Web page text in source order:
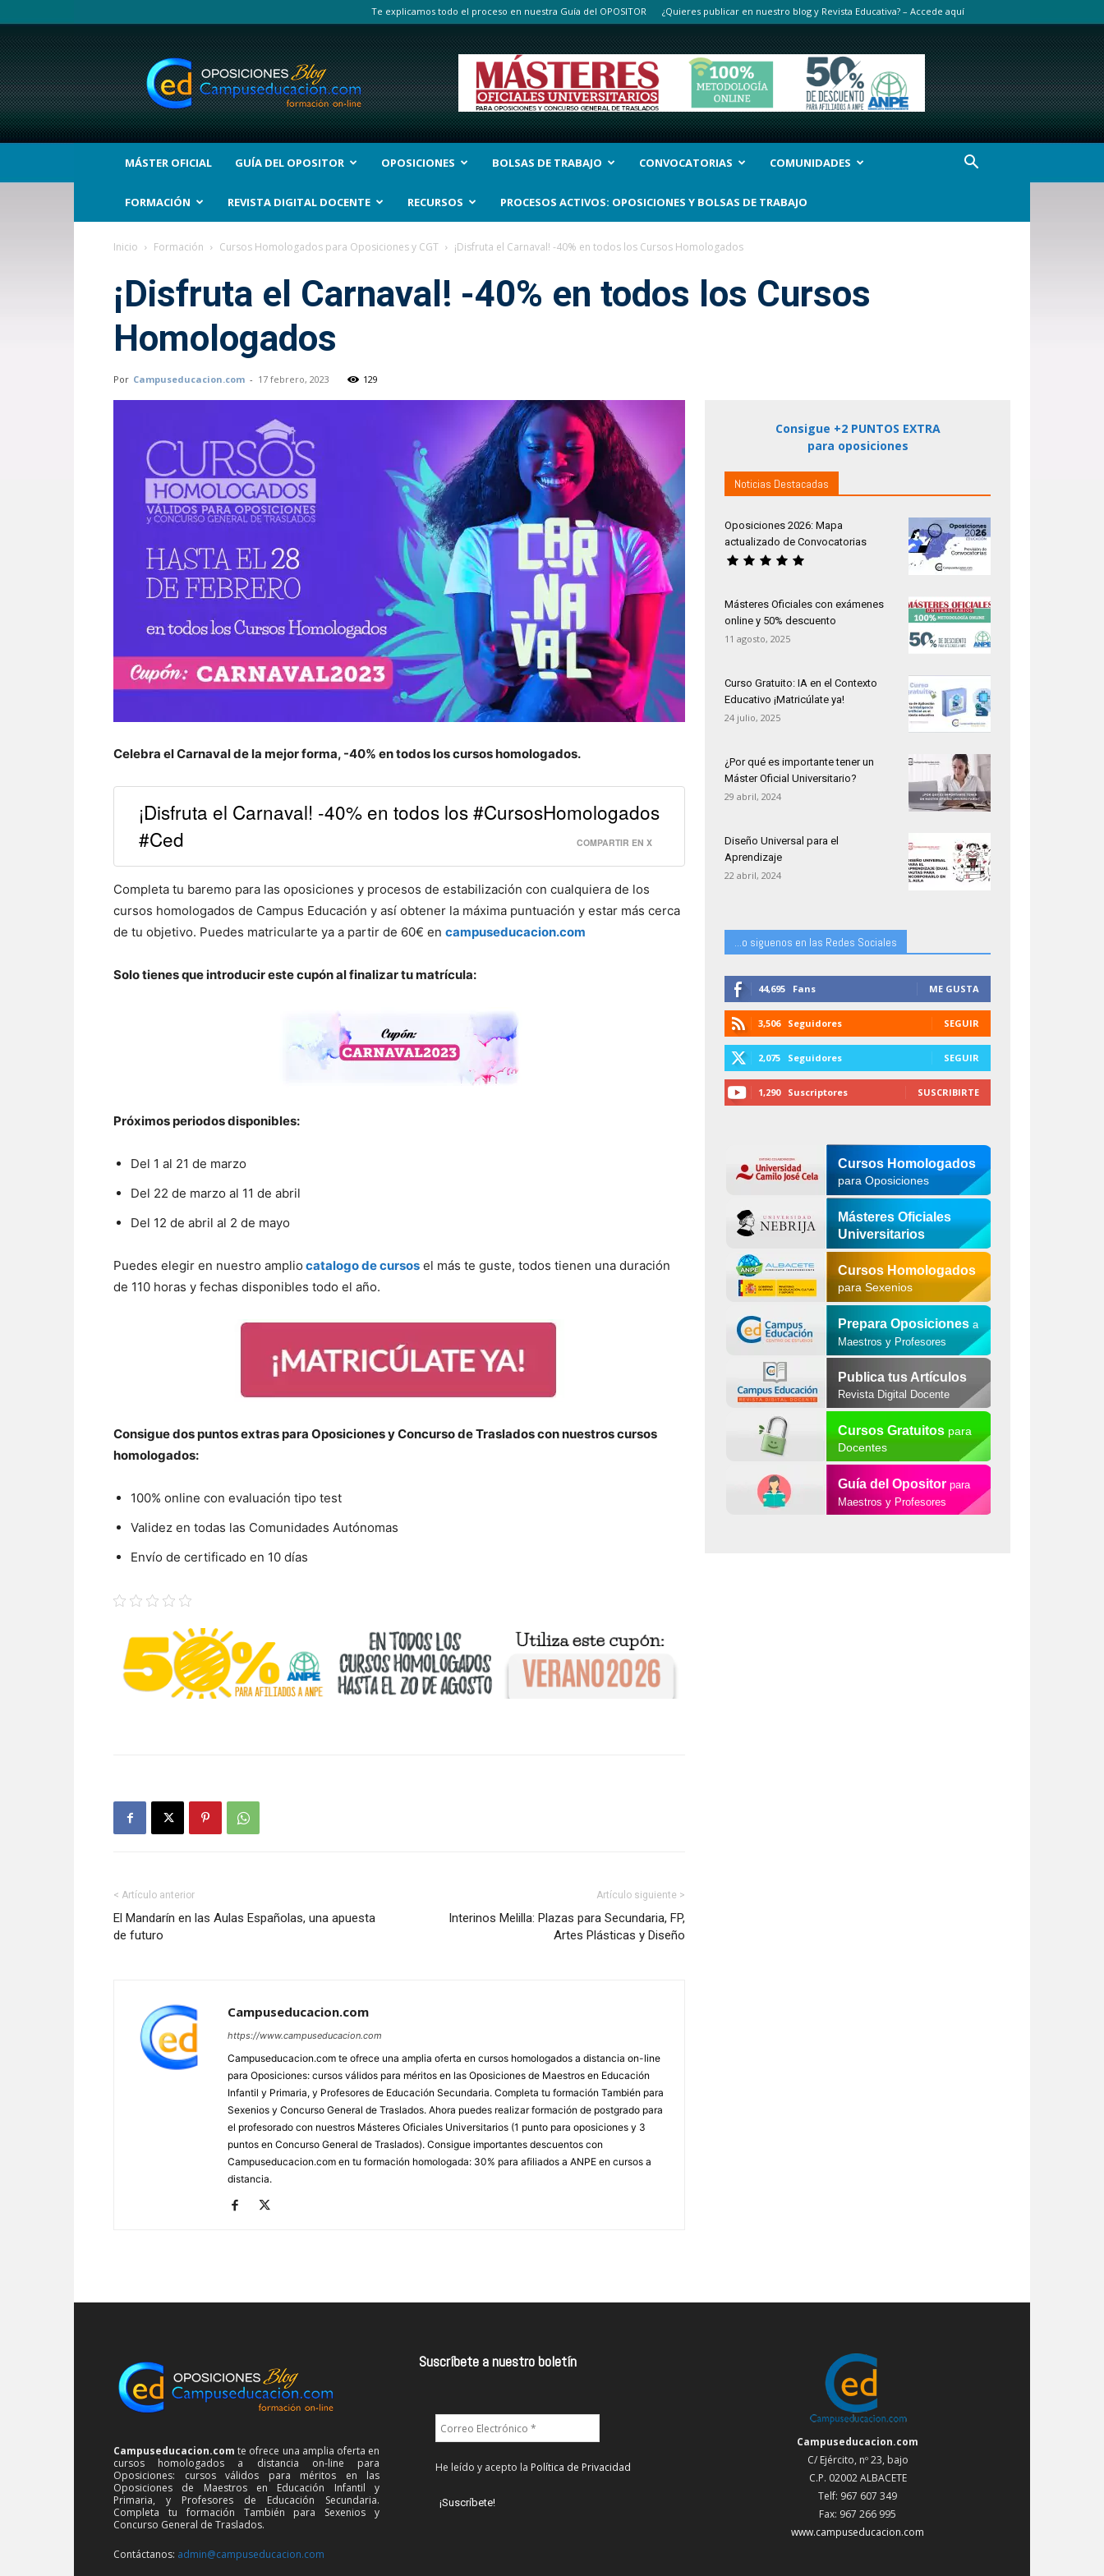
Te explicamos todo el proceso en nuestra Guía del OPOSITOR ¿Quieres publicar en nuestro blog y Revista Educativa? – Accede aquí
BLOG
Noticias
Oposiciones
y
bolsas
Trabajo
Interinos.
MÁSTER OFICIAL GUÍA DEL OPOSITOR OPOSICIONES BOLSAS DE TRABAJO CONVOCATORIAS COMUNIDADES
FORMACIÓN REVISTA DIGITAL DOCENTE RECURSOS PROCESOS ACTIVOS: OPOSICIONES Y BOLSAS DE TRABAJO
Inicio Formación Cursos Homologados para Oposiciones y CGT ¡Disfruta el Carnaval! -40% en todos los Cursos Homologados
¡Disfruta el Carnaval! -40% en todos los Cursos
Homologados
Por Campuseducacion.com - 17 febrero, 2023 129
Celebra el Carnaval de la mejor forma, -40% en todos los cursos homologados.
¡Disfruta el Carnaval! -40% en todos los #CursosHomologados
#Ced
COMPARTIR EN X
Completa tu baremo para las oposiciones y procesos de estabilización con cualquiera de los
cursos homologados de Campus Educación y así obtener la máxima puntuación y estar más cerca
de tu objetivo. Puedes matricularte ya a partir de 60€ en campuseducacion.com
Solo tienes que introducir este cupón al finalizar tu matrícula:
Próximos periodos disponibles:
Del 1 al 21 de marzo
Del 22 de marzo al 11 de abril
Del 12 de abril al 2 de mayo
Puedes elegir en nuestro amplio catalogo de cursos el más te guste, todos tienen una duración
de 110 horas y fechas disponibles todo el año.
Consigue dos puntos extras para Oposiciones y Concurso de Traslados con nuestroscursos
homologados:
100% online con evaluación tipo test
Validez en todas las Comunidades Autónomas
Envío de certificado en 10 días
< Artículo anterior
El Mandarín en las Aulas Españolas, una apuesta
de futuro
Artículo siguiente >
Interinos Melilla: Plazas para Secundaria, FP,
Artes Plásticas y Diseño
Campuseducacion.com
https://www.campuseducacion.com
Campuseducacion.com te ofrece una amplia oferta en cursos homologados a distancia on-line
para Oposiciones: cursos válidos para méritos en las Oposiciones de Maestros en Educación
Infantil y Primaria, y Profesores de Educación Secundaria. Completa tu formación También para
Sexenios y Concurso General de Traslados. Ahora puedes realizar formación de postgrado para
el profesorado con nuestros Másteres Oficiales Universitarios (1 punto para oposiciones y 3
puntos en Concurso General de Traslados). Consigue importantes descuentos con
Campuseducacion.com en tu formación homologada: 30% para afiliados a ANPE en cursos a
distancia.
Consigue +2 PUNTOS EXTRA
para oposiciones
Noticias Destacadas
Oposiciones 2026: Mapa
actualizado de Convocatorias
Másteres Oficiales con exámenes
online y 50% descuento
11 agosto, 2025
Curso Gratuito: IA en el Contexto
Educativo ¡Matricúlate ya!
24 julio, 2025
¿Por qué es importante tener un
Máster Oficial Universitario?
29 abril, 2024
Diseño Universal para el
Aprendizaje
22 abril, 2024
...o siguenos en las Redes Sociales
44,695 Fans ME GUSTA
3,506 Seguidores SEGUIR
2,075 Seguidores SEGUIR
1,290 Suscriptores SUSCRIBIRTE
Cursos Homologados
para Oposiciones
Másteres Oficiales
Universitarios
Cursos Homologados
para Sexenios
Prepara Oposiciones a
Maestros y Profesores
Publica tus Artículos
Revista Digital Docente
Cursos Gratuitospara
Docentes
Guía del Opositor para
Maestros y Profesores
Campuseducacion.com te ofrece una amplia oferta en
cursos homologados a distancia on-line para
Oposiciones: cursos válidos para méritos en las
Oposiciones de Maestros en Educación Infantil y
Primaria, y Profesores de Educación Secundaria.
Completa tu formación También para Sexenios y
Concurso General de Traslados.
Contáctanos: admin@campuseducacion.com
Suscríbete a nuestro boletín
He leído y acepto la Política de Privacidad
Campuseducacion.com
C/ Ejército, nº 23, bajo
C.P. 02002 ALBACETE
Telf: 967 607 349
Fax: 967 266 995
www.campuseducacion.com